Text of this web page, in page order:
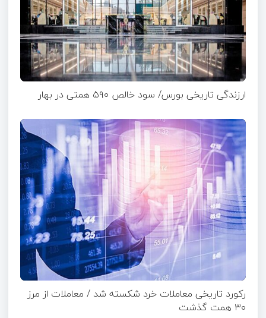
ارزندگی تاریخی بورس/ سود خالص ۵۹۰ همتی در بهار
رکورد تاریخی معاملات خرد شکسته شد / معاملات از مرز
۳۰ همت گذشت